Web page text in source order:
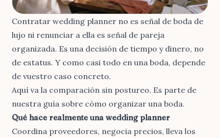
Contratar wedding planner no es señal de boda de
lujo ni renunciar a ella es señal de pareja
organizada. Es una decisión de tiempo y dinero, no
de estatus. Y como casi todo en una boda, depende
de vuestro caso concreto.
Aquí va la comparación sin postureo. Es parte de
nuestra guía sobre cómo organizar una boda.
Qué hace realmente una wedding planner
Coordina proveedores, negocia precios, lleva los